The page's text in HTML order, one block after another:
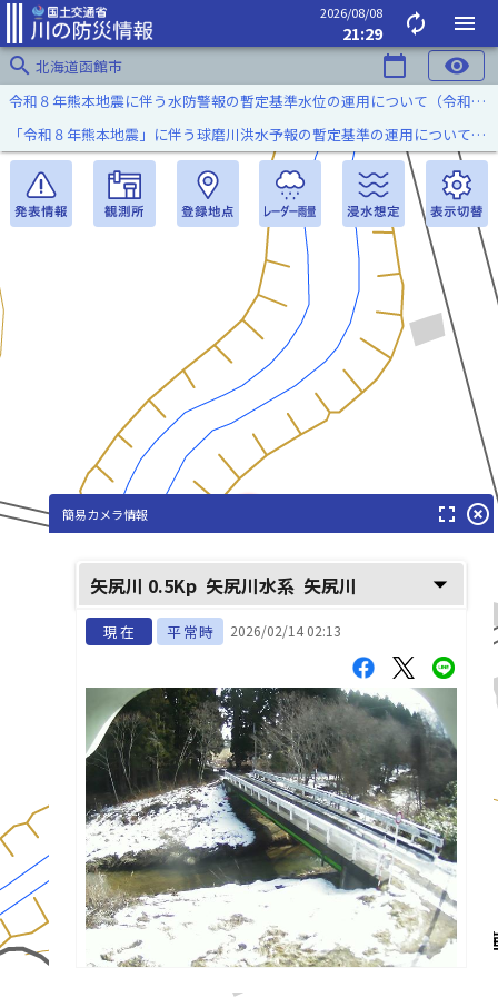
2026/08/08
21:29 autorenew
menu
search 北海道函館市 calendar_today visibility
令和８年熊本地震に伴う水防警報の暫定基準水位の運用について（令和８年８月７日）
「令和８年熊本地震」に伴う球磨川洪水予報の暫定基準の運用について（令和８年８月５日）
簡易カメラ情報 fullscreen highlight_off
矢尻川 0.5Kp 矢尻川水系 矢尻川 arrow_drop_down
現在 平常時 2026/02/14 02:13